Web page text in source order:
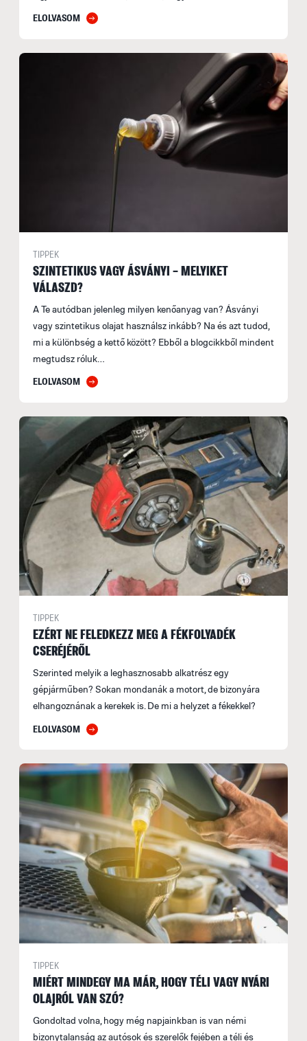
ELOLVASOM
TIPPEK
SZINTETIKUS VAGY ÁSVÁNYI – MELYIKET
VÁLASZD?
A Te autódban jelenleg milyen kenőanyag van? Ásványi
vagy szintetikus olajat használsz inkább? Na és azt tudod,
mi a különbség a kettő között? Ebből a blogcikkből mindent
megtudsz róluk…
ELOLVASOM
TIPPEK
EZÉRT NE FELEDKEZZ MEG A FÉKFOLYADÉK
CSERÉJÉRŐL
Szerinted melyik a leghasznosabb alkatrész egy
gépjárműben? Sokan mondanák a motort, de bizonyára
elhangoznának a kerekek is. De mi a helyzet a fékekkel?
ELOLVASOM
TIPPEK
MIÉRT MINDEGY MA MÁR, HOGY TÉLI VAGY NYÁRI
OLAJRÓL VAN SZÓ?
Gondoltad volna, hogy még napjainkban is van némi
bizonytalanság az autósok és szerelők fejében a téli és